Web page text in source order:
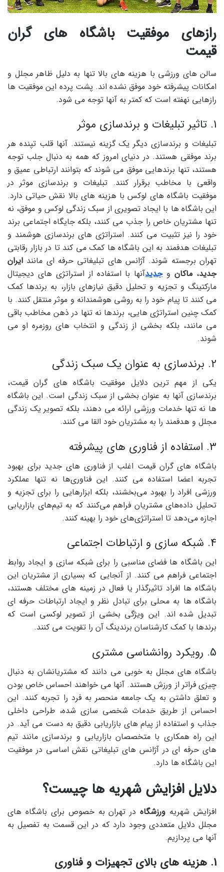
رازهای موفقیت باشگاه های گران
قیمت
سالن های ورزشی با هزینه های بالا تنها به دلیل ظاهر مجلل و
امکانات پیشرفته خود موفق نشده اند. پشت پرده این موفقیت ها
رازهایی نهفته است که کمتر به آنها توجه می شود.
1. تاثیر تبلیغات و برندسازی موثر
تبلیغات و برندسازی دیگر یک گزینه نیستند. آنها قلب تپنده هر
برند موفقی هستند. در دنیای امروز که همه به دنبال جلب توجه
هستند، تنها برندهایی موفق می شوند که بتوانند ارتباطی عمیق و
واقعی با مخاطب برقرار کنند. تبلیغات و برندسازی موثر در
موفقیت باشگاه های لوکس با هزینه های بالا نقش حیاتی دارد.
این باشگاه ها با ایجاد تصویری از سبک زندگی لوکس و موفق، نه
تنها مشتریان خاص را جذب می کنند، بلکه جایگاه اجتماعی برند
خود را نیز تثبیت می کنند. استراتژی های برندسازی هوشمند و
تبلیغات هدفمند به این باشگاه ها کمک می کند تا در بازار رقابتی
تهران برجسته شوند. آژانس های تبلیغاتی حرفه ای مانند ایران
جدید، ماکان وجدیدآنها با استفاده از استراتژی های دیجیتال
مارکتینگ و تجزیه و تحلیل دقیق نیازهای بازار، به برندها کمک
می کنند تا پیام خود را به روشی هوشمندانه و موثر منتقل کنند. با
کمک چنین استراتژی هایی، برندها نه تنها در ذهن مخاطب باقی
می مانند، بلکه بخشی از زندگی و انتخاب های روزمره او می
شوند.
2. برندسازی به عنوان یک سبک زندگی
یکی از مهم ترین دلایل موفقیت باشگاه های گران قیمت،
برندسازی آنها به عنوان بخشی از سبک زندگی است. این باشگاه
ها نه تنها خدمات ورزشی ارائه می دهند، بلکه تصویر یک زندگی
مجلل و هدفمند را به مشتریان خود القا می کنند.
3. استفاده از فناوری های پیشرفته
باشگاه های گران قیمت اغلب از فناوری های جدید برای بهبود
تجربه اعضا استفاده می کنند. این فناوری‌ها نه تنها عملکرد
ورزشی افراد را بهبود می‌بخشند، بلکه ابزارهایی را برای تجزیه و
تحلیل داده‌های مشتریان فراهم می‌کنند که به تیم‌های بازاریابی
اجازه می‌دهد تا استراتژی‌های خود را بهینه کنند.
4. شبکه سازی و ارتباطات اجتماعی
این باشگاه ها فضای مناسبی را برای شبکه سازی و ایجاد روابط
اجتماعی فراهم می کنند. از آنجایی که بسیاری از مشتریان این
باشگاه ها افراد تاثیرگذار یا فعال در زمینه های مختلف هستند،
باشگاه ها به محلی برای تبادل نظر و ایجاد ارتباطات حرفه ای
تبدیل شده اند. این ویژگی بخشی از تصویر لوکسی است که
برندها با کمک کارشناسان برندینگ آن را تقویت می کنند.
5. رویکرد روانشناسی مشتری
باشگاه های مجلل به خوبی می دانند که مشتریانشان به دنبال
چیزی فراتر از ورزش هستند. آنها می خواهند احساس خاص بودن
و تعلق داشتن به یک جامعه منحصر به فرد را تجربه کنند. این
احساس از طریق خدمات شخصی سازی شده، طراحی داخلی
جذاب و استفاده از پیام های بازاریابی دقیق به دست می آید. در
این راه همکاری با متخصصان بازاریابی و برندسازی مانند تیم
های حرفه ای در آژانس های تبلیغاتی نقش اساسی در موفقیت
این باشگاه ها دارد.
دلایل افزایش شهریه ها چیست؟
افزایش شهریه ورزشگاهدر تهران به خصوص برای باشگاه های
مجلل دلایل متعددی وجود دارد که در این قسمت به تفصیل به
آنها می پردازیم.
1. هزینه های بالای تجهیزات و فناوری